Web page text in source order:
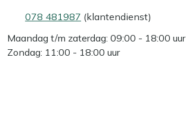
078 481987 (klantendienst)
Maandag t/m zaterdag: 09:00 - 18:00 uur
Zondag: 11:00 - 18:00 uur